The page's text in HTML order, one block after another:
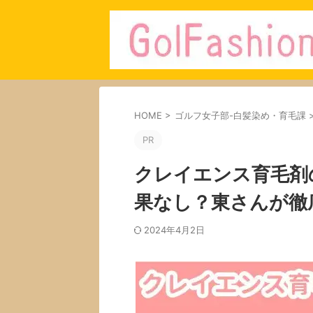
HOME > ゴルフ女子部-白髪染め・育毛課
PR
クレイエンス育毛
果なし？東さんが
2024年4月2日